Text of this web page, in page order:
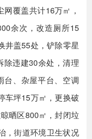
覆盖共计16万㎡，
余次，改造厕所15
井盖55处，铲除零星
除违建30余处，清理
台、杂屋平台、空调
车坪15万㎡，更换破
晒区800㎡，封闭垃
，街道环境卫生状况